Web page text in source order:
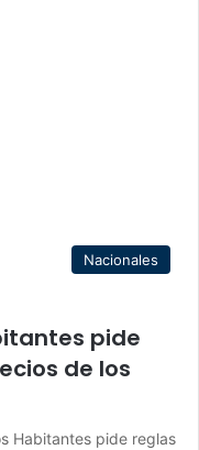
Nacionales
pide
de los
Habitantes pide reglas